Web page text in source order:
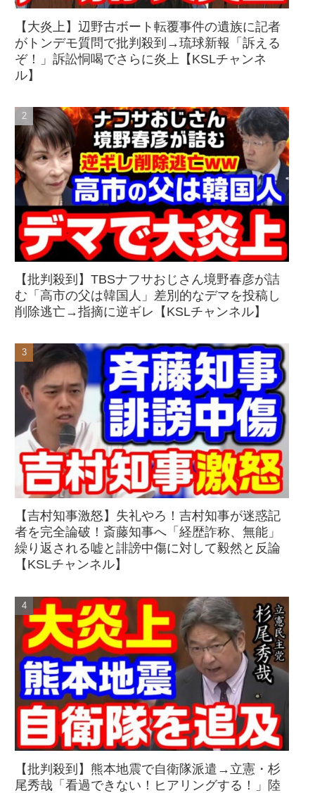
【大炎上】辺野古ボート転覆事件の遺族に記者
がトンデモ質問で批判殺到→琉球新報「訴える
ぞ！」訴訟恫喝でさらに炎上【KSLチャンネ
ル】
【批判殺到】TBSナフサおじさん境野春彦が詰
む「高市の父は韓国人」差別的なデマを投稿し
削除逃亡→指摘に逆ギレ【KSLチャンネル】
【吉村知事激怒】失礼やろ！吉村知事が迷惑記
者を完全論破！斎藤知事へ「経歴詐称、無能」
繰り返される嘘と誹謗中傷に対して毅然と反論
【KSLチャンネル】
【批判殺到】熊本地震で自衛隊派遣→立憲・杉
尾秀哉「看過できない！ヒアリングする！」陸